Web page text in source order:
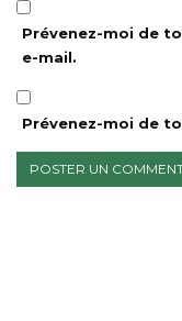
Prévenez-moi de
e-mail.
Prévenez-moi de